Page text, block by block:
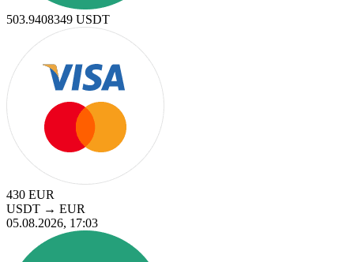
503.9408349 USDT
430 EUR
USDT → EUR
05.08.2026, 17:03